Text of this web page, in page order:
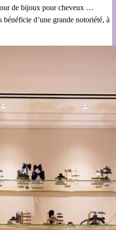
de bijoux pour cheveux …
d’une grande notoriété, à